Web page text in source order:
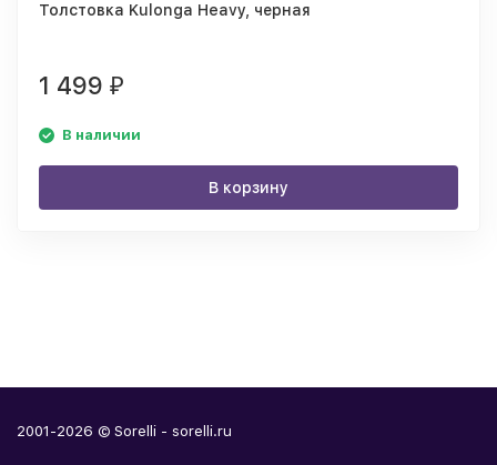
Толстовка Kulonga Heavy, черная
1 499 ₽
В наличии
В корзину
2001-2026 © Sorelli - sorelli.ru